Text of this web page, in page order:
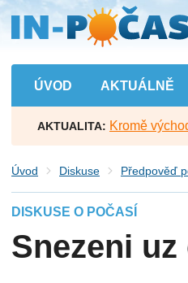
hlavní
obsah
ÚVOD AKTUÁLNĚ
AKTUALITA: Kromě
Úvod Diskuse Předpověď
DISKUSE O POČASÍ
Snezeni